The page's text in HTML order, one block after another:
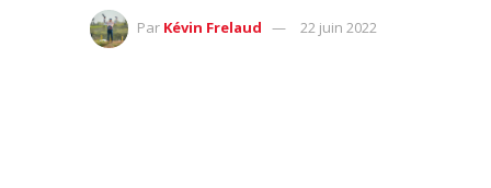
Par Kévin Frelaud 22 juin 2022